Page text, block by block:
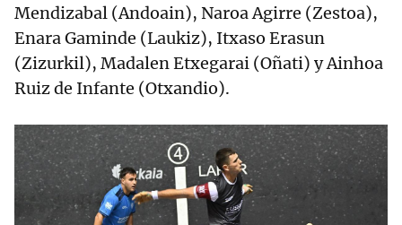
Mendizabal (Andoain), Naroa Agirre (Zestoa),
Enara Gaminde (Laukiz), Itxaso Erasun
(Zizurkil), Madalen Etxegarai (Oñati) y Ainhoa
Ruiz de Infante (Otxandio).